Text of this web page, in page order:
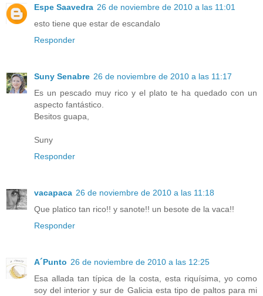
Espe Saavedra 26 de noviembre de 2010 a las 11:01
esto tiene que estar de escandalo
Responder
Suny Senabre 26 de noviembre de 2010 a las 11:17
Es un pescado muy rico y el plato te ha quedado con un
aspecto fantástico.
Besitos guapa,
Suny
Responder
vacapaca 26 de noviembre de 2010 a las 11:18
Que platico tan rico!! y sanote!! un besote de la vaca!!
Responder
A´Punto 26 de noviembre de 2010 a las 12:25
Esa allada tan típica de la costa, esta riquísima, yo como
soy del interior y sur de Galicia esta tipo de paltos para mi